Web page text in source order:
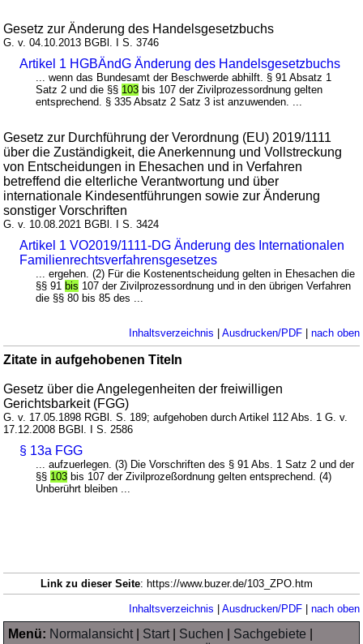
Gesetz zur Änderung des Handelsgesetzbuchs
G. v. 04.10.2013 BGBl. I S. 3746
Artikel 1 HGBÄndG Änderung des Handelsgesetzbuchs
... wenn das Bundesamt der Beschwerde abhilft. § 91 Absatz 1
Satz 2 und die §§ 103 bis 107 der Zivilprozessordnung gelten
entsprechend. § 335 Absatz 2 Satz 3 ist anzuwenden. ...
Gesetz zur Durchführung der Verordnung (EU) 2019/1111
über die Zuständigkeit, die Anerkennung und Vollstreckung
von Entscheidungen in Ehesachen und in Verfahren
betreffend die elterliche Verantwortung und über
internationale Kindesentführungen sowie zur Änderung
sonstiger Vorschriften
G. v. 10.08.2021 BGBl. I S. 3424
Artikel 1 VO2019/1111-DG Änderung des Internationalen
Familienrechtsverfahrensgesetzes
... ergehen. (2) Für die Kostenentscheidung gelten in Ehesachen die
§§ 91bis 107 der Zivilprozessordnung und in den übrigen Verfahren
die §§ 80 bis 85 des ...
Inhaltsverzeichnis | Ausdrucken/PDF| nach oben
Zitate in aufgehobenen Titeln
Gesetz über die Angelegenheiten der freiwilligen
Gerichtsbarkeit (FGG)
G. v. 17.05.1898 RGBl. S. 189; aufgehoben durch Artikel 112 Abs. 1 G. v.
17.12.2008 BGBl. I S. 2586
§ 13a FGG
... aufzuerlegen. (3) Die Vorschriften des § 91 Abs. 1 Satz 2 und der
§§ 103 bis 107 der Zivilprozeßordnung gelten entsprechend. (4)
Unberührt bleiben ...
Link zu dieser Seite: https://www.buzer.de/103_ZPO.htm
Inhaltsverzeichnis | Ausdrucken/PDF| nach oben
Menü: Normalansicht| Start| Suchen Sachgebiete